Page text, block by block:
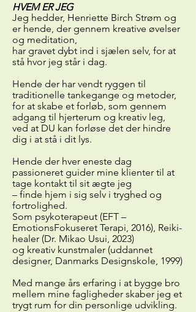
HVEM ER JEG
Jeg hedder, Henriette Birch Strøm og
er hende, der gennem kreative øvelser
og meditation,
har gravet dybt ind i sjælen selv, for at
stå hvor jeg står i dag.
Hende der har vendt ryggen til
traditionelle tankegange og metoder,
for at skabe et forløb, som gennem
adgang til hjerterum og kreativ leg,
ved at DU kan forløse det der hindre
dig i at stå i dit lys.
Hende der hver eneste dag
passioneret guider mine klienter til at
tage kontakt til sit ægte jeg
– finde hjem i sig selv i tryghed og
fortrolighed.
Som psykoterapeut (EFT –
EmotionsFokuseret Terapi, 2016), Reiki-
healer (Dr. Mikao Usui, 2023)
og kreativ kunstmaler (uddannet
designer, Danmarks Designskole, 1999)
Med mange års erfaring i at bygge bro
mellem mine fagligheder skaber jeg et
trygt rum for din personlige udvikling.